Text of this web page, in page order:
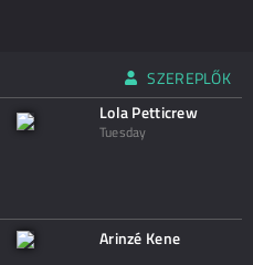
SZEREPLŐK
Lola Petticrew
Tuesday
Arinzé Kene